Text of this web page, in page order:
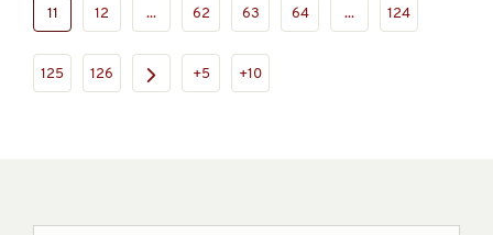
11 12 ... 62 63 64 ... 124
125 126 +5 +10